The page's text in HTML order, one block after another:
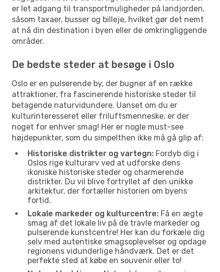
er let adgang til transportmuligheder på landjorden,
såsom taxaer, busser og billeje, hvilket gør det nemt
at nå din destination i byen eller de omkringliggende
områder.
De bedste steder at besøge i Oslo
Oslo er en pulserende by, der bugner af en række
attraktioner, fra fascinerende historiske steder til
betagende naturvidundere. Uanset om du er
kulturinteresseret eller friluftsmenneske, er der
noget for enhver smag! Her er nogle must-see
højdepunkter, som du simpelthen ikke må gå glip af:
Historiske distrikter og vartegn: Fordyb dig i
Oslos rige kulturarv ved at udforske dens
ikoniske historiske steder og charmerende
distrikter. Du vil blive fortryllet af den unikke
arkitektur, der fortæller historien om byens
fortid.
Lokale markeder og kulturcentre: Få en ægte
smag af det lokale liv på de travle markeder og
pulserende kunstcentre! Her kan du forkæle dig
selv med autentiske smagsoplevelser og opdage
regionens vidunderlige håndværk. Det er det
perfekte sted at købe en souvenir eller to!